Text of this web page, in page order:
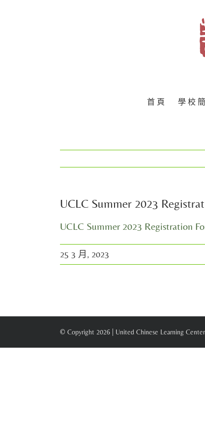
首 頁 學 校
UCLC Summer 2023
UCLC Summer 2023 Registration
25 3 月, 2023
© Copyright 2026 | United Chinese Learning